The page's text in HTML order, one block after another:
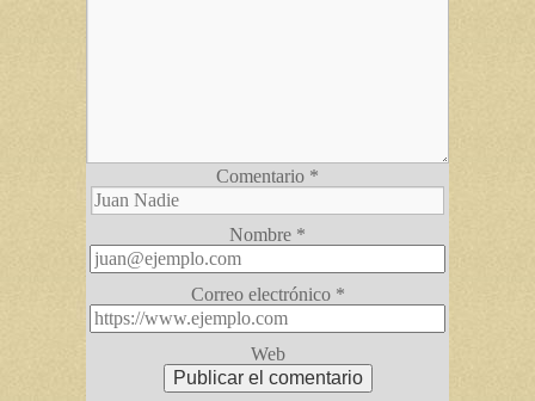
Comentario *
Nombre *
Correo electrónico *
Web